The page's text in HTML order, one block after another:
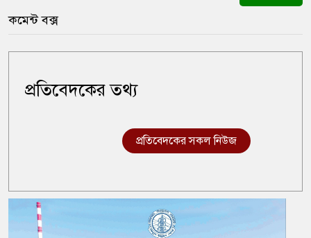
কমেন্ট বক্স
প্রতিবেদকের তথ্য
প্রতিবেদকের সকল নিউজ